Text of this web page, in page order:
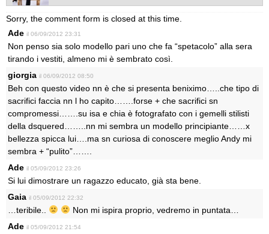
Sorry, the comment form is closed at this time.
Ade il 06/09/2012 23:31
Non penso sia solo modello pari uno che fa “spetacolo” alla sera
tirando i vestiti, almeno mi è sembrato così.
giorgia il 06/09/2012 08:50
Beh con questo video nn è che si presenta beniximo…..che tipo di
sacrifici faccia nn l ho capito…….forse + che sacrifici sn
compromessi…….su isa e chia è fotografato con i gemelli stilisti
della dsquered……..nn mi sembra un modello principiante……x
bellezza spicca lui….ma sn curiosa di conoscere meglio Andy mi
sembra + “pulito”…….
Ade il 05/09/2012 23:26
Si lui dimostrare un ragazzo educato, già sta bene.
Gaia il 05/09/2012 22:32
…teribile..
Non mi ispira proprio, vedremo in puntata…
Ade il 05/09/2012 21:54